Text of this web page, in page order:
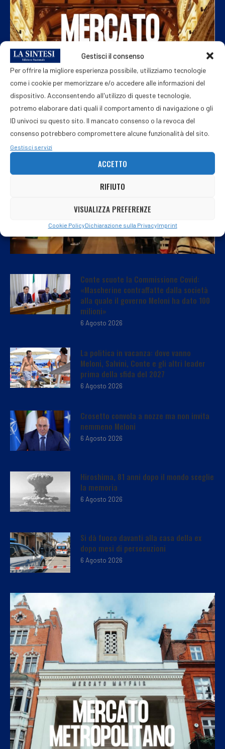
Gestisci il consenso
Per offrire la migliore esperienza possibile, utilizziamo tecnologie
come i cookie per memorizzare e/o accedere alle informazioni del
dispositivo. Acconsentendo all'utilizzo di queste tecnologie,
potremo elaborare dati quali il comportamento di navigazione o gli
ID univoci su questo sito. Il mancato consenso o la revoca del
consenso potrebbero compromettere alcune funzionalità del sito.
Gestisci servizi
ACCETTO
RIFIUTO
VISUALIZZA PREFERENZE
Cookie PolicyDichiarazione sulla PrivacyImprint
Conte scuote la Commissione Covid:
«Mascherine contraffatte dalla società
alla quale il governo Meloni ha dato 100
milioni»
6 Agosto 2026
La politica in vacanza: dove vanno
Meloni, Salvini, Conte e gli altri leader
prima della sfida del 2027
6 Agosto 2026
Crosetto convola a nozze ma non invita
nemmeno Meloni
6 Agosto 2026
Hiroshima, 81 anni dopo il mondo sceglie
la memoria
6 Agosto 2026
Si dà fuoco davanti alla casa della ex
dopo mesi di persecuzioni
6 Agosto 2026